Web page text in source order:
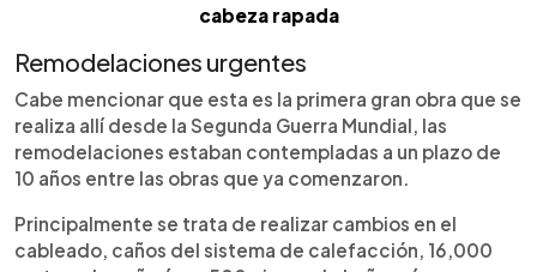
cabeza rapada
Remodelaciones urgentes
Cabe mencionar que esta es la primera gran obra que se
realiza allí desde la Segunda Guerra Mundial, las
remodelaciones estaban contempladas a un plazo de
10 años entre las obras que ya comenzaron.
Principalmente se trata de realizar cambios en el
cableado, caños del sistema de calefacción, 16,000